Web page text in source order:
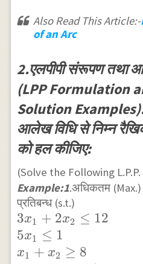
Also Read This Article:-
of an Arc
2.एलपीपी संरूपण तथा
(LPP Formulation
Solution
आलेख विधि से निम्न
को हल कीजिए:
(Solve the Following
Example:1.अधिकतम (Max.)
प्रतिबन्ध (s.t.)
3 x_{1}+2
x_{2} \leq 12
\\ 5 x_{1}
3x1 + 2x2 ≤ 12
5x1 ≤ 1
x1 + x2 ≥ 8